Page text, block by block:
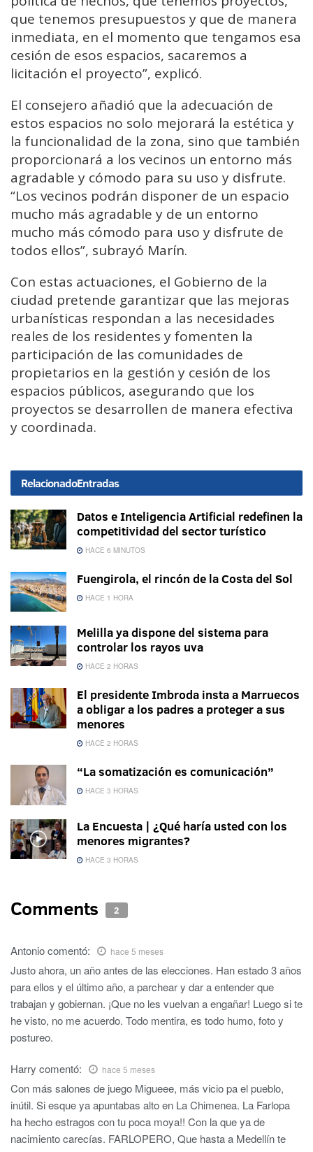
que tenemos presupuestos y que de manera
inmediata, en el momento que tengamos esa
cesión de esos espacios, sacaremos a
licitación el proyecto”, explicó.
El consejero añadió que la adecuación de
estos espacios no solo mejorará la estética y
la funcionalidad de la zona, sino que también
proporcionará a los vecinos un entorno más
agradable y cómodo para su uso y disfrute.
“Los vecinos podrán disponer de un espacio
mucho más agradable y de un entorno
mucho más cómodo para uso y disfrute de
todos ellos”, subrayó Marín.
Con estas actuaciones, el Gobierno de la
ciudad pretende garantizar que las mejoras
urbanísticas respondan a las necesidades
reales de los residentes y fomenten la
participación de las comunidades de
propietarios en la gestión y cesión de los
espacios públicos, asegurando que los
proyectos se desarrollen de manera efectiva
y coordinada.
RelacionadoEntradas
Datos e Inteligencia Artificial redefinen la
competitividad del sector turístico
HACE 6 MINUTOS
Fuengirola, el rincón de la Costa del Sol
HACE 1 HORA
Melilla ya dispone del sistema para
controlar los rayos uva
HACE 2 HORAS
El presidente Imbroda insta a Marruecos
a obligar a los padres a proteger a sus
menores
HACE 2 HORAS
“La somatización es comunicación”
HACE 3 HORAS
La Encuesta | ¿Qué haría usted con los
menores migrantes?
HACE 3 HORAS
Comments 2
Antoniocomentó: hace 5 meses
Justo ahora, un año antes de las elecciones. Han estado 3 años
para ellos y el último año, a parchear y dar a entender que
trabajan y gobiernan. ¡Que no les vuelvan a engañar! Luego si te
he visto, no me acuerdo. Todo mentira, es todo humo, foto y
postureo.
Harry comentó: hace 5 meses
Con más salones de juego Migueee, más vicio pa el pueblo,
inútil. Si esque ya apuntabas alto en La Chimenea. La Farlopa
ha hecho estragos con tu poca moya!! Con la que ya de
nacimiento carecías. FARLOPERO, Que hasta a Medellín te